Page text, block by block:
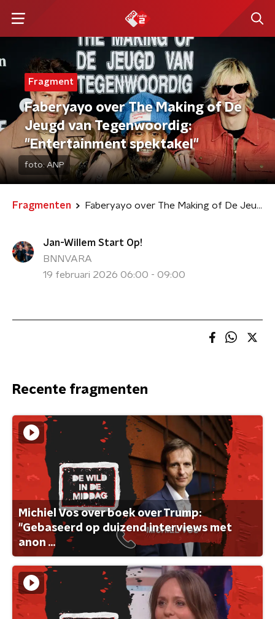
Fragment
Faberyayo over The Making of De
Jeugd van Tegenwoordig:
"Entertainment spektakel"
foto:ANP
Fragmenten Faberyayo over The Making of De Jeugd van Tegenwoordig: "Entertainment spektakel"
Jan-Willem Start Op!
BNNVARA
19 februari 2026 06:00 - 09:00
Recente fragmenten
Michiel Vos over boek over Trump:
"Gebaseerd op duizend interviews met
anon ...